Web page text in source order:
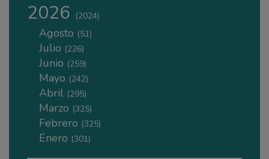
2026 (2024)
Agosto (51)
Julio (226)
Junio (259)
Mayo (242)
Abril (295)
Marzo (325)
Febrero (325)
Enero (301)